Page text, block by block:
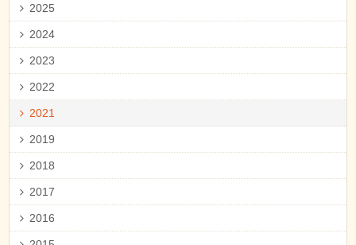
2025
2024
2023
2022
2021
2019
2018
2017
2016